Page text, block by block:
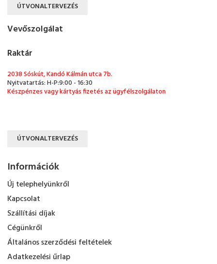
ÚTVONALTERVEZÉS
Vevőszolgálat
Raktár
2038 Sóskút, Kandó Kálmán utca 7b.
Nyitvatartás: H-P:9:00 - 16:30
Készpénzes vagy kártyás fizetés az ügyfélszolgálaton
ÚTVONALTERVEZÉS
Információk
Új telephelyünkről
Kapcsolat
Szállítási díjak
Cégünkről
Általános szerződési feltételek
Adatkezelési űrlap